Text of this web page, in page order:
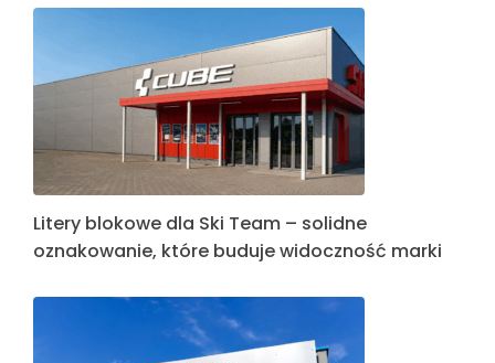
Litery blokowe dla Ski Team – solidne
oznakowanie, które buduje widoczność marki